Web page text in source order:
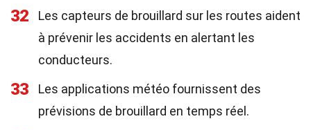
32
Les capteurs de brouillard sur les routes aident
à prévenir les accidents en alertant les
conducteurs.
33
Les applications météo fournissent des
prévisions de brouillard en temps réel.